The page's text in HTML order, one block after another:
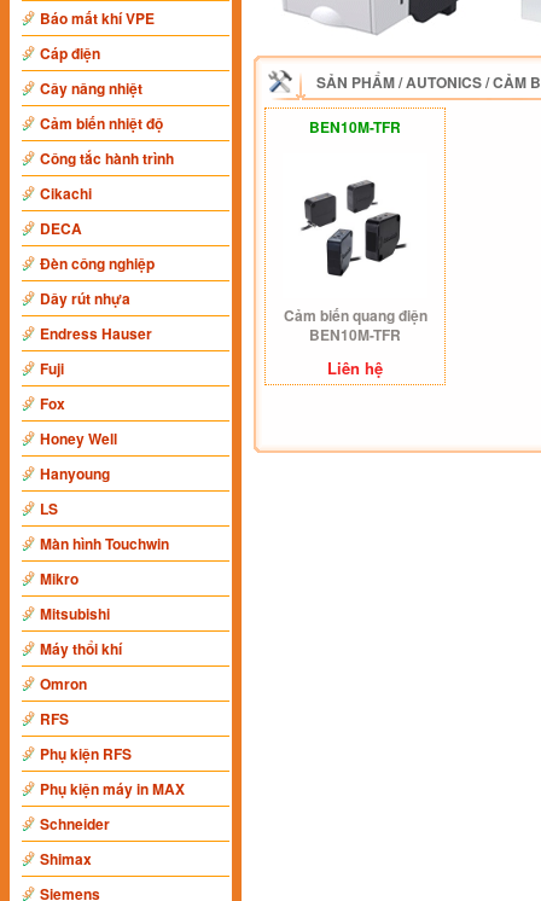
Báo mất khí VPE
Cáp điện
Cây nâng nhiệt
Cảm biến nhiệt độ
Công tắc hành trình
Cikachi
DECA
Đèn công nghiệp
Dây rút nhựa
Endress Hauser
Fuji
Fox
Honey Well
Hanyoung
LS
Màn hình Touchwin
Mikro
Mitsubishi
Máy thổi khí
Omron
RFS
Phụ kiện RFS
Phụ kiện máy in MAX
Schneider
Shimax
Siemens
SẢN PHẨM/AUTONICS/CẢM
BEN10M-TFR
Cảm biến quang điện
BEN10M-TFR
Liên hệ